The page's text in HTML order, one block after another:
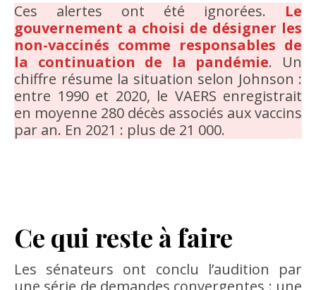
Ces alertes ont été ignorées. Le
gouvernement a choisi de désigner les
non-vaccinés comme responsables de
la continuation de la pandémie. Un
chiffre résume la situation selon Johnson :
entre 1990 et 2020, le VAERS enregistrait
en moyenne 280 décès associés aux vaccins
par an. En 2021 : plus de 21 000.
Ce qui reste à faire
Les sénateurs ont conclu l’audition par
une série de demandes convergentes : une